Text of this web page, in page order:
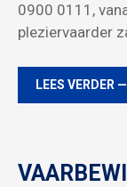
0900 0111,
pleziervaarder
LEES VERDER